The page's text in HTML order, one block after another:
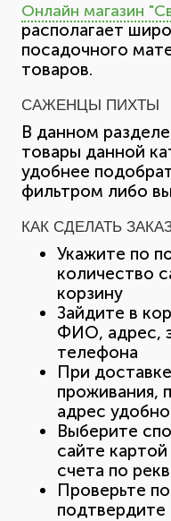
Онлайн магазин
располагает
посадочного
товаров.
САЖЕНЦЫ ПИХТЫ
В данном
товары данной
удобнее
фильтром либо
КАК СДЕЛАТЬ
Укажите по
количество
корзину
Зайдите в
ФИО, адрес,
телефона
При
проживания,
адрес
Выберите
сайте
счета по
Проверьте
подтвердите